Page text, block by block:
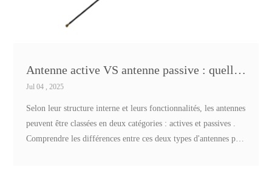
Antenne active VS antenne passive : quelle est la différence ?
Jul 04 , 2025
Selon leur structure interne et leurs fonctionnalités, les antennes
peuvent être classées en deux catégories : actives et passives .
Comprendre les différences entre ces deux types d'antennes peut